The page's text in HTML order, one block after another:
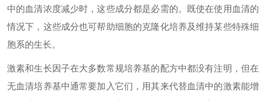
中的血清浓度减少时，这些成分都是必需的。既使在使用血清的
情况下，这些成分也可帮助细胞的克隆化培养及维持某些特殊细
胞系的生长。
激素和生长因子在大多数常规培养基的配方中都没有注明，但在
无血清培养基中通常要加入它们，用其来代替血清中的激素能增